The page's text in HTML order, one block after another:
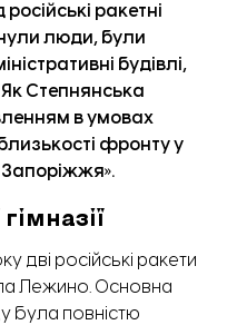
ракетні
люди, були
будівлі,
Як Степнянська
в умовах
фронту у
Запоріжжя».
дві російські ракети
Лежино. Основна
була повністю